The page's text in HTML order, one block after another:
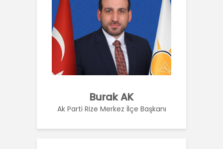
Burak AK
Ak Parti Rize Merkez İlçe Başkanı